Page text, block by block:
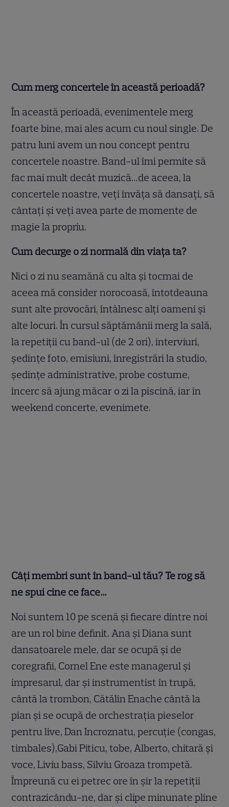
Cum merg concertele în această perioadă?
În această perioadă, evenimentele merg
foarte bine, mai ales acum cu noul single. De
patru luni avem un nou concept pentru
concertele noastre. Band-ul îmi permite să
fac mai mult decât muzică…de aceea, la
concertele noastre, veţi învăţa să dansaţi, să
cântaţi şi veţi avea parte de momente de
magie la propriu.
Cum decurge o zi normală din viaţa ta?
Nici o zi nu seamănă cu alta şi tocmai de
aceea mă consider norocoasă, întotdeauna
sunt alte provocări, întâlnesc alţi oameni şi
alte locuri. În cursul săptămânii merg la sală,
la repetiţii cu band-ul (de 2 ori), interviuri,
şedinţe foto, emisiuni, înregistrări la studio,
şedinţe administrative, probe costume,
încerc să ajung măcar o zi la piscină, iar în
weekend concerte, evenimete.
Câţi membri sunt în band-ul tău? Te rog să
ne spui cine ce face…
Noi suntem 10 pe scenă şi fiecare dintre noi
are un rol bine definit. Ana şi Diana sunt
dansatoarele mele, dar se ocupă şi de
coregrafii, Cornel Ene este managerul şi
impresarul, dar şi instrumentist în trupă,
cântă la trombon, Cătălin Enache cântă la
pian şi se ocupă de orchestraţia pieselor
pentru live, Dan Incroznatu, percuţie (congas,
timbales),Gabi Piticu, tobe, Alberto, chitară şi
voce, Liviu bass, Silviu Groaza trompetă.
Împreună cu ei petrec ore în şir la repetiţii
contrazicându-ne, dar şi clipe minunate pline